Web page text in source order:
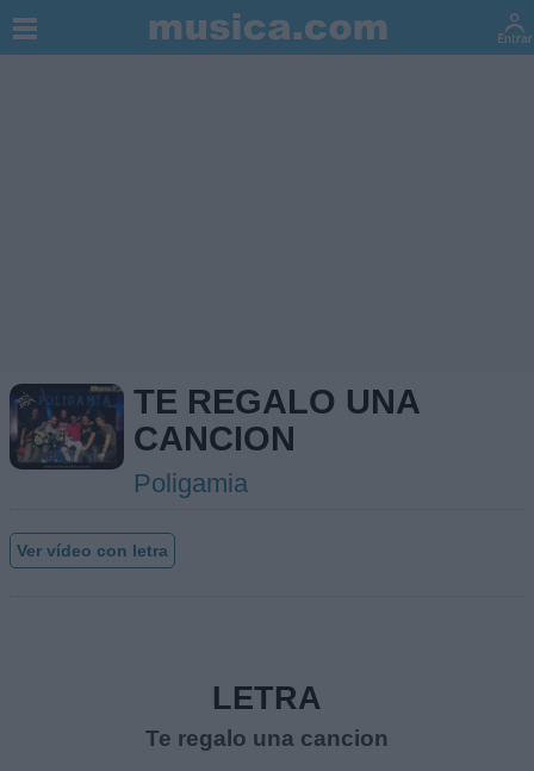
TE REGALO UNA
CANCION
Poligamia
Ver vídeo con letra
LETRA
Te regalo una cancion